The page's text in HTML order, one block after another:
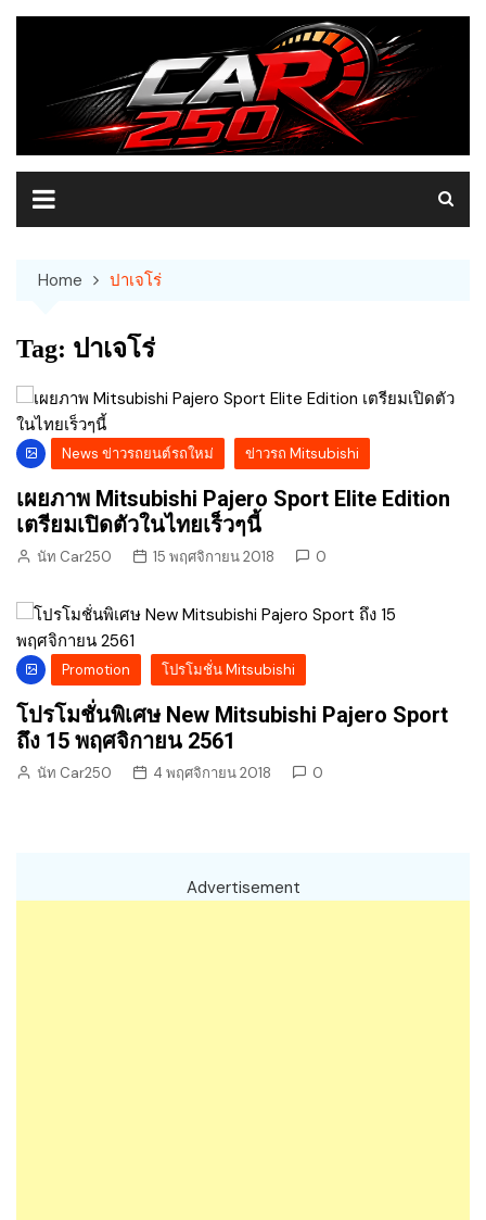
Skip
Home ปาเจโร่
Tag: ปาเจโร่
News ข่าวรถยนต์รถใหม่ ข่าวรถ Mitsubishi
เผยภาพ Mitsubishi Pajero Sport Elite Edition
เตรียมเปิดตัวในไทยเร็วๆนี้
นัท Car250 15 พฤศจิกายน 2018 0
Promotion โปรโมชั่น Mitsubishi
โปรโมชั่นพิเศษ New Mitsubishi Pajero Sport
ถึง 15 พฤศจิกายน 2561
นัท Car250 4 พฤศจิกายน 2018 0
Advertisement